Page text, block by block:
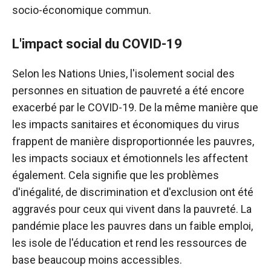
socio-économique commun.
L'impact social du COVID-19
Selon les Nations Unies, l'isolement social des
personnes en situation de pauvreté a été encore
exacerbé par le COVID-19. De la même manière que
les impacts sanitaires et économiques du virus
frappent de manière disproportionnée les pauvres,
les impacts sociaux et émotionnels les affectent
également. Cela signifie que les problèmes
d'inégalité, de discrimination et d'exclusion ont été
aggravés pour ceux qui vivent dans la pauvreté. La
pandémie place les pauvres dans un faible emploi,
les isole de l'éducation et rend les ressources de
base beaucoup moins accessibles.